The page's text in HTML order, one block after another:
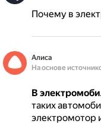
Почему в
Алиса
На основе
В
таких
электромотор